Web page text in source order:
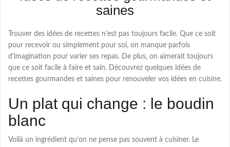
saines
Trouver des idées de recettes n’est pas toujours facile. Que ce soit
pour recevoir ou simplement pour soi, on manque parfois
d’imagination pour varier ses repas. De plus, on aimerait toujours
que ce soit facile à faire et sain. Découvrez quelques idées de
recettes gourmandes et saines pour renouveler vos idées en cuisine.
Un plat qui change : le boudin
blanc
Voilà un ingrédient qu’on ne pense pas souvent à cuisiner. Le